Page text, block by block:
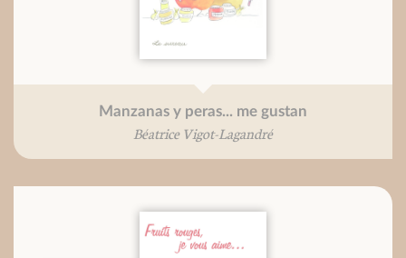
Manzanas y peras... me gustan
Béatrice Vigot-Lagandré